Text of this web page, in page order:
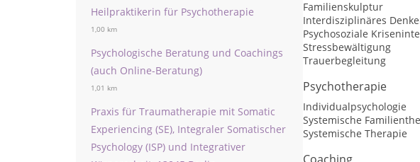
Heilpraktikerin für Psychotherapie
1,00 km
Psychologische Beratung und Coachings
(auch Online-Beratung)
1,01 km
Praxis für Traumatherapie mit Somatic
Experiencing (SE), Integraler Somatischer
Psychology (ISP) und Integrativer
Familienskulptur
Interdisziplinäres
Psychosoziale
Stressbewältigung
Trauerbegleitung
Psychotherapie
Individualpsychologie
Systemische
Systemische Therapie